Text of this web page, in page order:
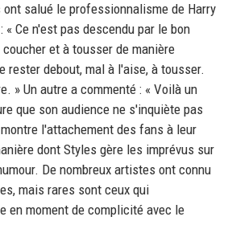
salué le professionnalisme de Harry
Ce n'est pas descendu par le bon
et à tousser de manière
rester debout, mal à l'aise, à tousser.
» Un autre a commenté : « Voilà un
que son audience ne s'inquiète pas
l'attachement des fans à leur
dont Styles gère les imprévus sur
De nombreux artistes ont connu
mais rares sont ceux qui
en moment de complicité avec le